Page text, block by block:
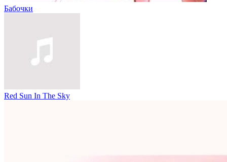
Бабочки
Red Sun In The Sky